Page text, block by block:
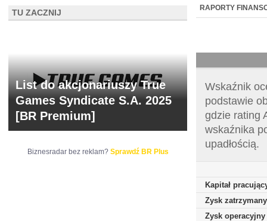
BR LAB
RAPORTY
Wskaźnik
podstawie
gdzie rating
wskaźnika
upadłością.
Kapitał
Zysk
Zysk operacyjny
TU ZACZNIJ
List do akcjonariuszy True
Games Syndicate S.A. 2025
[BR Premium]
Biznesradar bez reklam? Sprawdź BR Plus